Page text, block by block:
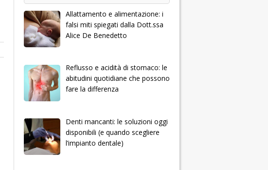
Allattamento e alimentazione: i
falsi miti spiegati dalla Dott.ssa
Alice De Benedetto
Reflusso e acidità di stomaco: le
abitudini quotidiane che possono
fare la differenza
Denti mancanti: le soluzioni oggi
disponibili (e quando scegliere
l’impianto dentale)